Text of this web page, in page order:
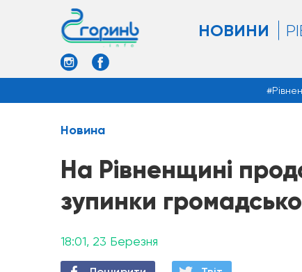
НОВИНИ
Новина
На Рівненщині
зупинки
18:01, 23 Березня